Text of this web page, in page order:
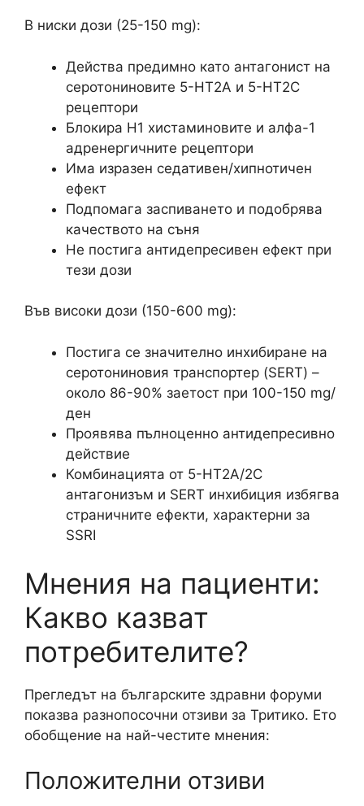
В ниски дози (25-150 mg):
Действа предимно като антагонист на
серотониновите 5-HT2A и 5-HT2C
рецептори
Блокира H1 хистаминовите и алфа-1
адренергичните рецептори
Има изразен седативен/хипнотичен
ефект
Подпомага заспиването и подобрява
качеството на съня
Не постига антидепресивен ефект при
тези дози
Във високи дози (150-600 mg):
Постига се значително инхибиране на
серотониновия транспортер (SERT) –
около 86-90% заетост при 100-150 mg/
ден
Проявява пълноценно антидепресивно
действие
Комбинацията от 5-HT2A/2C
антагонизъм и SERT инхибиция избягва
страничните ефекти, характерни за
SSRI
Мнения на пациенти:
Какво казват
потребителите?
Прегледът на българските здравни форуми
показва разнопосочни отзиви за Тритико. Ето
обобщение на най-честите мнения:
Положителни отзиви